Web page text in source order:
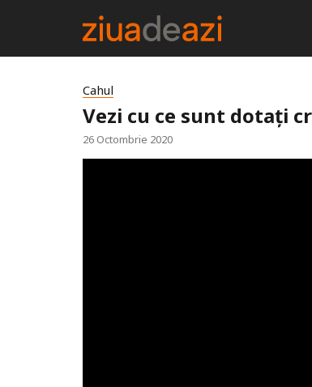
Cahul
Vezi cu ce sunt dotați
26 Octombrie 2020